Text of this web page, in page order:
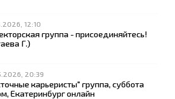
12:10
группа - присоединяйтесь!
Г.)
20:39
карьеристы" группа, суббота
Екатеринбург онлайн